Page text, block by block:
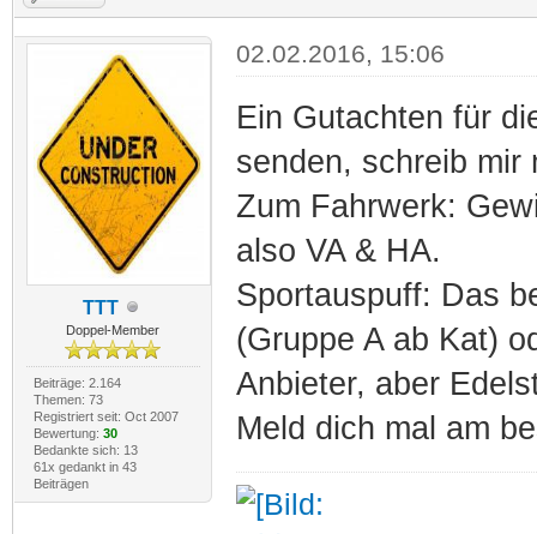
TTT
Doppel-Member
Beiträge: 2.164
Themen: 73
Registriert seit: Oct 2007
Bewertung: 30
Bedankte sich: 13
61x gedankt in 43
Beiträgen
02.02.2016, 15:06
Ein Gutachten für
senden, schreib mir
Zum Fahrwerk:
also VA & HA.
Sportauspuff: Das
(Gruppe A ab Kat)
Anbieter, aber
Meld dich mal am